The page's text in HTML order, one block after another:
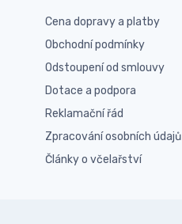
Cena dopravy a platby
Obchodní podmínky
Odstoupení od smlouvy
Dotace a podpora
Reklamační řád
Zpracování osobních údajů
Články o včelařství